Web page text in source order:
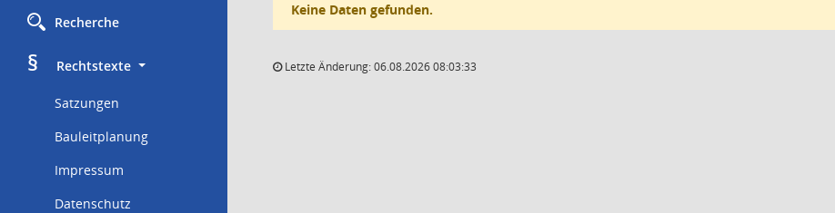
Recherche
§
     Rechtstexte
Satzungen
Bauleitplanung
Impressum
Datenschutz
Keine Daten gefunden.
Letzte Änderung: 06.08.2026 08:03:33